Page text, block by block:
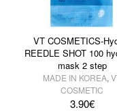
VT COSMETICS-
REEDLE SHOT 100
mask 2 step
MADE IN KOREA,
COSMETIC
3.90€